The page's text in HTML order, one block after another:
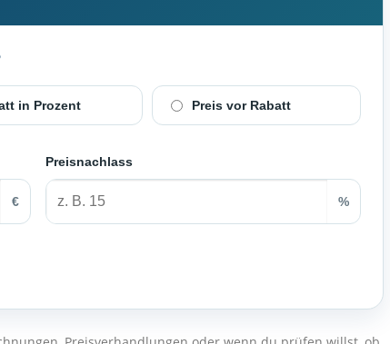
in Prozent Preis vor Rabatt
€
Preisnachlass
%